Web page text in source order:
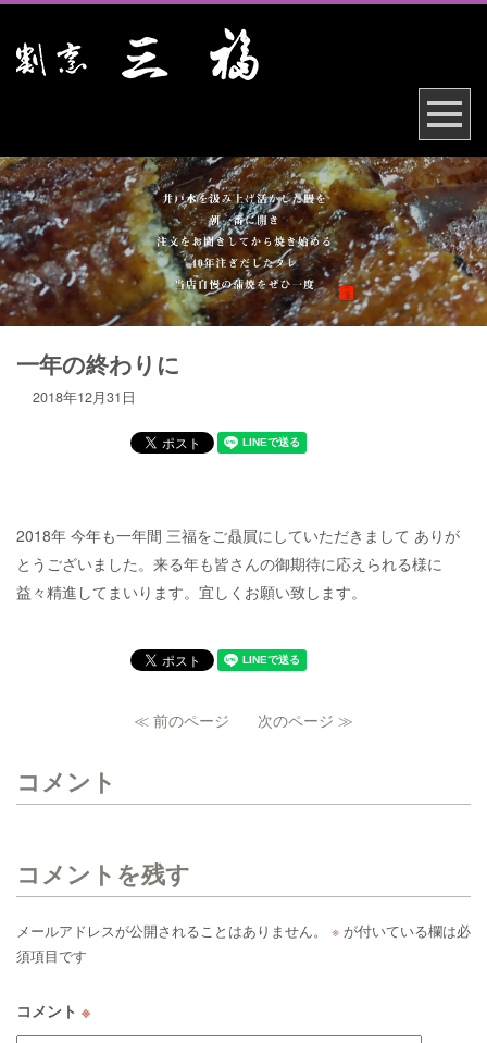
一年の終わりに
2018年12月31日
2018年 今年も一年間 三福をご贔屓にしていただきまして ありが
とうございました。来る年も皆さんの御期待に応えられる様に
益々精進してまいります。宜しくお願い致します。
≪ 前のページ 次のページ ≫
コメント
コメントを残す
メールアドレスが公開されることはありません。 ※ が付いている欄は必
須項目です
コメント ※